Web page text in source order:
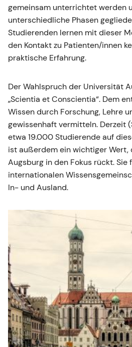
gemeinsam unterrichtet werden
unterschiedliche Phasen
Studierenden lernen mit dieser
den Kontakt zu Patienten/innen
praktische Erfahrung.
Der Wahlspruch der Universität
„Scientia et Conscientia“. Dem
Wissen durch Forschung, Lehre
gewissenhaft vermitteln. Derzeit
etwa 19.000 Studierende auf
ist außerdem ein wichtiger Wert,
Augsburg in den Fokus rückt. Sie
internationalen
In- und Ausland.